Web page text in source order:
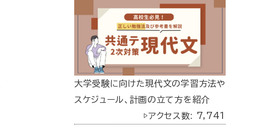
大学受験に向けた現代文の学習方法や
スケジュール、計画の立て方を紹介
▷アクセス数: 7,741